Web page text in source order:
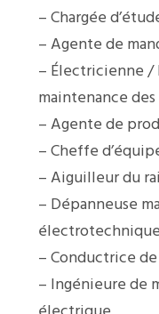
– Chargée
– Agente de
– Électricienne
maintenance
– Agente de
– Cheffe
– Aiguilleur du
– Dépanneuse
électrotechnique
– Conductrice
– Ingénieure de